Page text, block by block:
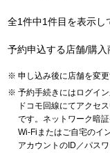
全1件中1件目を表示し
予約申込する店舗/購入
申し込み後に店舗を変
予約手続きにはログイン
ドコモ回線にてアクセ
です。ネットワーク暗
Wi-Fiまたはご自宅のイ
アカウントのID／パス